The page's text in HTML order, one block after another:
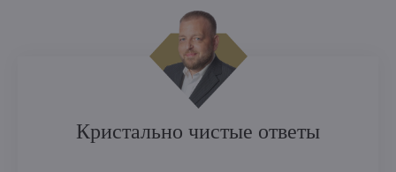
Кристально чистые ответы